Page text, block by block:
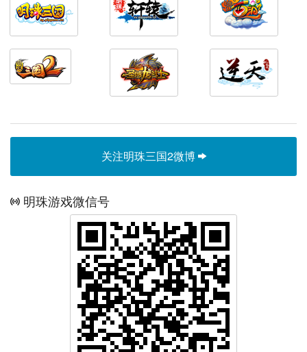
关注明珠三国2微博
明珠游戏微信号